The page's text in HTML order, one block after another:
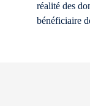
réalité des
bénéficiaire